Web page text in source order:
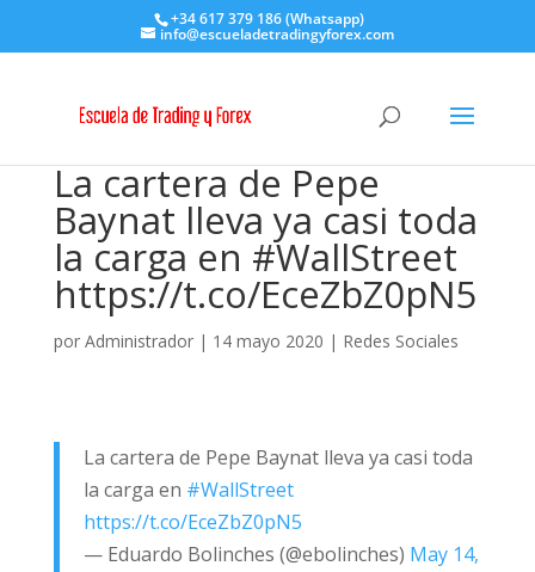
+34 617 379 186 (Whatsapp)
info@escueladetradingyforex.com
La cartera de Pepe
Baynat lleva ya casi toda
la carga en #WallStreet
https://t.co/EceZbZ0pN5
por Administrador| 14 mayo 2020 | Redes Sociales
La cartera de Pepe Baynat lleva ya casi toda
la carga en #WallStreet
https://t.co/EceZbZ0pN5
— Eduardo Bolinches (@ebolinches) May 14,